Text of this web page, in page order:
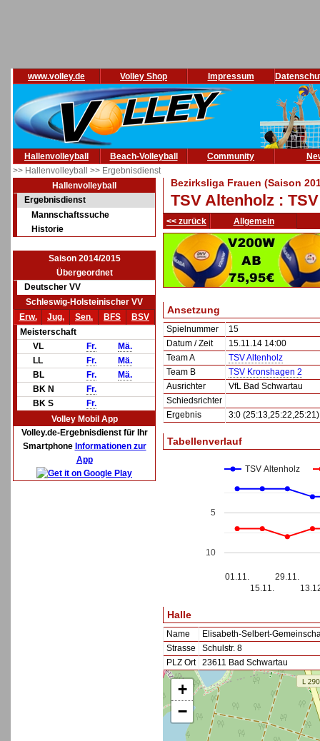
www.volley.de Volley Shop Impressum
Hallenvolleyball Beach-Volleyball Community
>> Hallenvolleyball >> Ergebnisdienst
Hallenvolleyball
Ergebnisdienst
Mannschaftssuche
Historie
Saison 2014/2015
Übergeordnet
Deutscher VV
Schleswig-Holsteinischer VV
Erw.
Jug. Sen. BFS
BSV
Meisterschaft
VL
Fr.
Mä.
LL
Fr.
Mä.
BL
Fr.
Mä.
BK N
Fr.
BK S
Fr.
Volley Mobil App
Volley.de-Ergebnisdienst für Ihr
Smartphone Informationen zur
App
Bezirksliga Frauen (Saison
TSV Altenholz :
<< zurück Allgemein
Ansetzung
Spielnummer
15
Datum / Zeit
15.11.14 14:00
Team A
TSV Altenholz
Team B
TSV Kronshagen 2
Ausrichter
VfL Bad Schwartau
Schiedsrichter
Ergebnis
3:0 (25:13,25:22,25:21)
Tabellenverlauf
TSV Altenholz
01.11.
15.11.
29.11.
5
10
Halle
Name
Elisabeth-Selbert-
Strasse
Schulstr. 8
PLZ Ort
23611 Bad Schwartau
+
−